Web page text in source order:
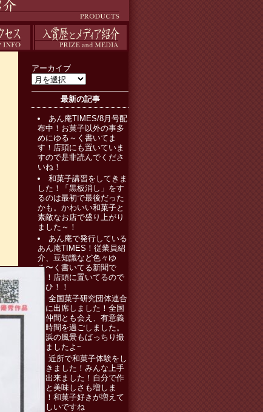
アーカイブ
最新の記事
あん庵TIMES/8月号配
布中！お菓子以外の事多
めにゆる～く書いてま
す！店頭にも置いていま
すので是非読んでくださ
いね！
和菓子講習をしてきま
した！「黒板消し」をす
るのは最初で最後だった
かも。かわいい和菓子と
素敵なお店で盛り上がり
ました～！
あん庵で発行している
あん庵TIMES！従業員紹
介、豆知識など色々ゆ
る〜く書いてる新聞で
す！店頭に置いてるので
ぜひ！！
全国菓子研究団体連合
会に出席しました！全国
の仲間とも会え、有意義
な時間を過ごしました。
横浜の風景もばっちり撮
りましたよ~
近所で和菓子体験をし
てきました！みんな上手
に出来ました！自分で作
ると美味しさも増しま
す！和菓子好きが増えて
欲しいですね